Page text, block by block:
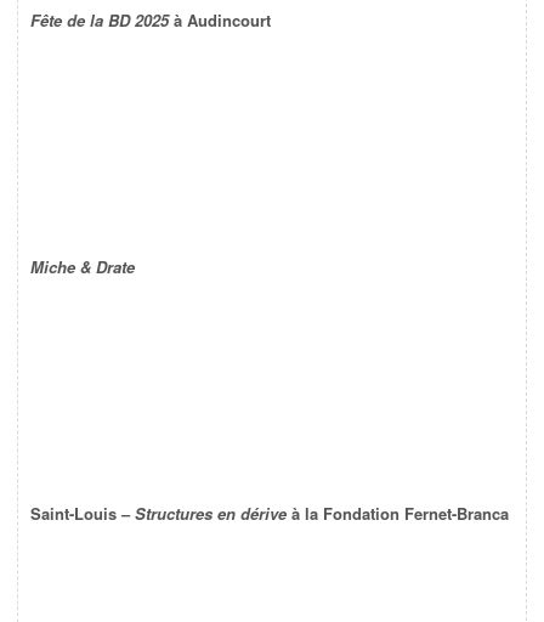
Fête de la BD 2025à Audincourt
Miche & Drate
Saint-Louis –Structures en dérive à la Fondation Fernet-Branca